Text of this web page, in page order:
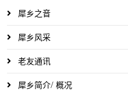
犀乡之音
犀乡风采
老友通讯
犀乡简介/ 概况